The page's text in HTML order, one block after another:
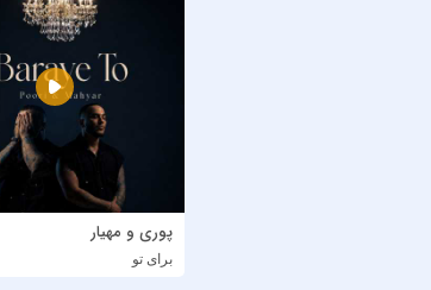
پوری و مهیار
برای تو